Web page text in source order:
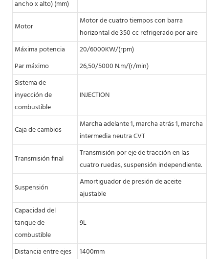
ancho x alto) (mm)
Motor
Motor de cuatro tiempos con barra
horizontal de 350 cc refrigerado por aire
Máxima potencia
20/6000KW/(rpm)
Par máximo
26,50/5000 N.m/(r/min)
Sistema de
inyección de
combustible
INJECTION
Caja de cambios
Marcha adelante 1, marcha atrás 1, marcha
intermedia neutra CVT
Transmisión final
Transmisión por eje de tracción en las
cuatro ruedas, suspensión independiente.
Suspensión
Amortiguador de presión de aceite
ajustable
Capacidad del
tanque de
combustible
9L
Distancia entre ejes
1400mm